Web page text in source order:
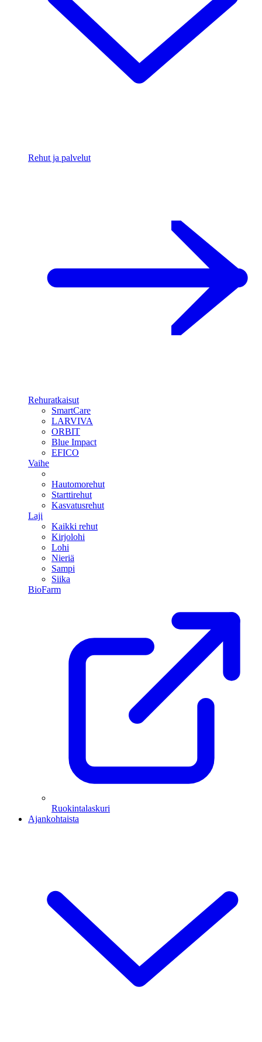
Rehut ja palvelut
Rehuratkaisut
SmartCare
LARVIVA
ORBIT
Blue Impact
EFICO
Vaihe
Hautomorehut
Starttirehut
Kasvatusrehut
Laji
Kaikki rehut
Kirjolohi
Lohi
Nieriä
Sampi
Siika
BioFarm
Ruokintalaskuri
Ajankohtaista